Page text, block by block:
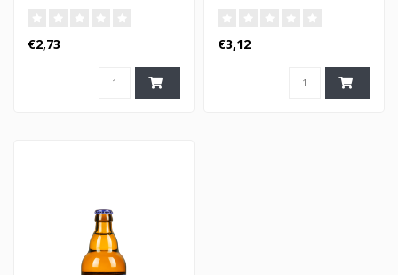
€2,73 €3,12